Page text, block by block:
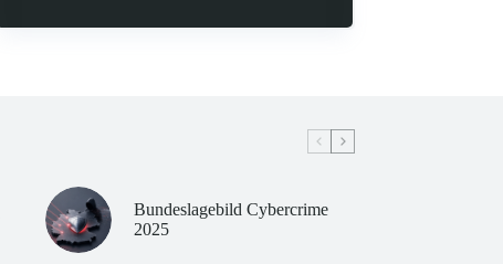
Bundeslagebild Cybercrime
2025